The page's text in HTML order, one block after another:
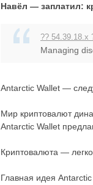
Навёл — заплатил:
?? 54.39.18.x
Managing
Antarctic Wallet —
Мир криптовалют
Antarctic Wallet
Криптовалюта —
Главная идея